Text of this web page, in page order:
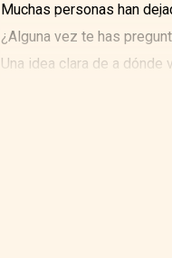
Muchas personas han
¿Alguna vez te has
Una idea clara de a
el tiempo para hacer algo